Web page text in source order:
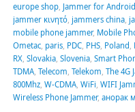
europe shop, Jammer for
jammer κινητό, jammers china,
mobile phone jammer, Mobile
Ometac, paris, PDC, PHS, Poland
RX, Slovakia, Slovenia, Smart
TDMA, Telecom Telekom The 4G
800Mhz, W-CDMA, WiFi WIFI
Wireless Phone Jammer, анорак